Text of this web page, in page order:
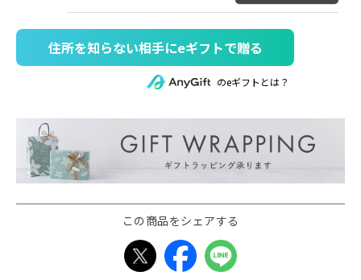
住所を知らない相手にeギフトで贈る
のeギフトとは？
この商品をシェアする